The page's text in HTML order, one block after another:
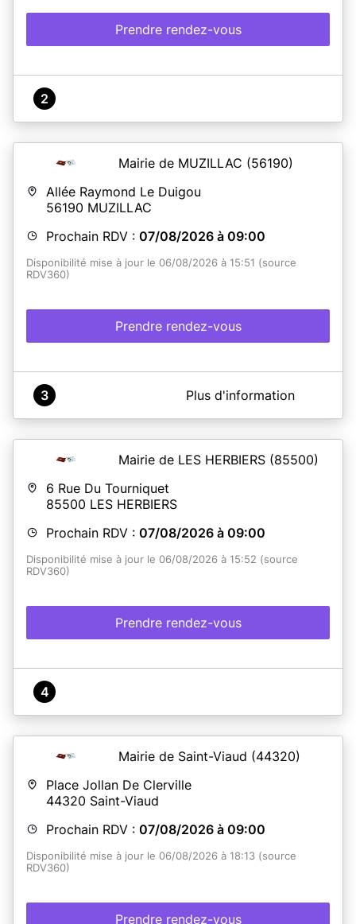
Prendre rendez-vous
2
Mairie de MUZILLAC (56190)
Allée Raymond Le Duigou
56190 MUZILLAC
Prochain RDV : 07/08/2026 à 09:00
Disponibilité mise à jour le 06/08/2026 à 15:51 (source
RDV360)
Prendre rendez-vous
A propos de Mairie de Muzillac
VOS PIÈCES JUSTIFICATIVES ~
En savoir plus
3 Plus d'information
Mairie de LES HERBIERS (85500)
6 Rue Du Tourniquet
85500 LES HERBIERS
Prochain RDV : 07/08/2026 à 09:00
Disponibilité mise à jour le 06/08/2026 à 15:52 (source
RDV360)
Prendre rendez-vous
4
Mairie de Saint-Viaud (44320)
Place Jollan De Clerville
44320 Saint-Viaud
Prochain RDV : 07/08/2026 à 09:00
Disponibilité mise à jour le 06/08/2026 à 18:13 (source
RDV360)
Prendre rendez-vous